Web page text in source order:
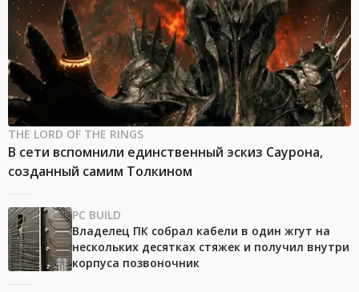
THE LORD OF THE RINGS
В сети вспомнили единственный эскиз Саурона,
созданный самим Толкином
PC BUILD
Владелец ПК собрал кабели в один жгут на
нескольких десятках стяжек и получил внутри
корпуса позвоночник